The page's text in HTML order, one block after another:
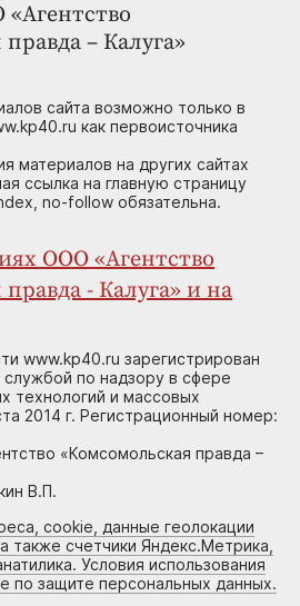
«Агентство
– Калуга»
сайта возможно только в
как первоисточника
материалов на других сайтах
ссылка на главную страницу
no-follow обязательна.
ООО «Агентство
- Калуга» и на
www.kp40.ru зарегистрирован
по надзору в сфере
технологий и массовых
2014 г. Регистрационный номер:
«Комсомольская правда –
В.П.
cookie, данные геолокации
также счетчики Яндекс.Метрика,
Условия использования
по защите персональных данных.